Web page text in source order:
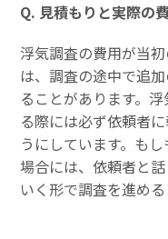
Q. 見積もりと実際の
浮気調査の費用が当
は、調査の途中で追
ることがあります。
る際には必ず依頼者
うにしています。も
場合には、依頼者と
いく形で調査を進める